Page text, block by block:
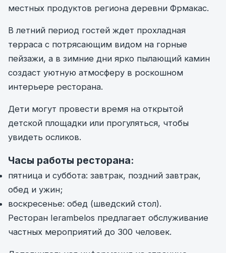
местных продуктов региона деревни Фрмакас.
В летний период гостей ждет прохладная
терраса с потрясающим видом на горные
пейзажи, а в зимние дни ярко пылающий камин
создаст уютную атмосферу в роскошном
интерьере ресторана.
Дети могут провести время на открытой
детской площадки или прогуляться, чтобы
увидеть осликов.
Часы работы ресторана:
пятница и суббота: завтрак, поздний завтрак,
обед и ужин;
воскресенье: обед (шведский стол).
Ресторан Ierambelos предлагает обслуживание
частных мероприятий до 300 человек.